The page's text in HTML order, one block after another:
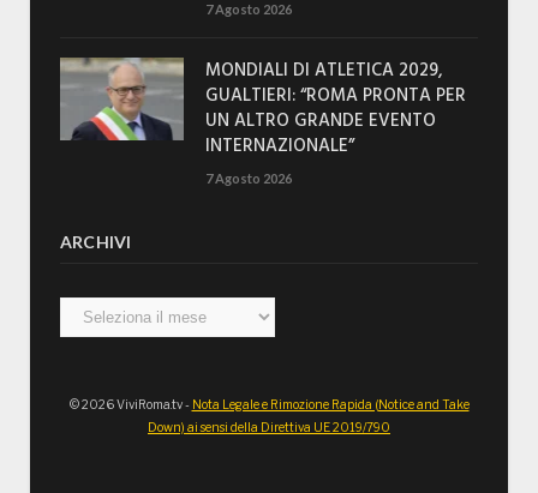
7 Agosto 2026
MONDIALI DI ATLETICA 2029,
GUALTIERI: “ROMA PRONTA PER
UN ALTRO GRANDE EVENTO
INTERNAZIONALE”
7 Agosto 2026
ARCHIVI
Archivi
© 2026 ViviRoma.tv - Nota Legale e Rimozione Rapida (Notice and Take
Down) ai sensi della Direttiva UE 2019/790